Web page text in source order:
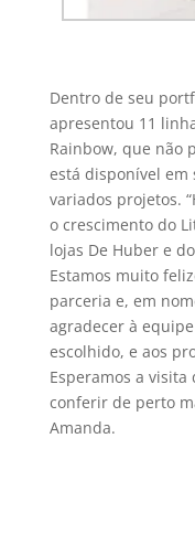
Dentro de seu
apresentou 11
Rainbow, que não
está disponível em
variados projetos.
o crescimento do
lojas De Huber e
Estamos muito
parceria e, em
agradecer à
escolhido, e aos
Esperamos a
conferir de perto
Amanda.